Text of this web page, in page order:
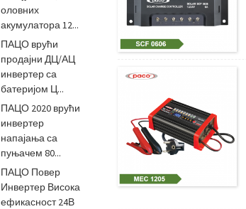
оловних
акумулатора 12...
ПАЦО врући
продајни ДЦ/АЦ
инвертер са
батеријом Ц...
ПАЦО 2020 врући
инвертер
напајања са
пуњачем 80...
ПАЦО Повер
Инвертер Висока
ефикасност 24В